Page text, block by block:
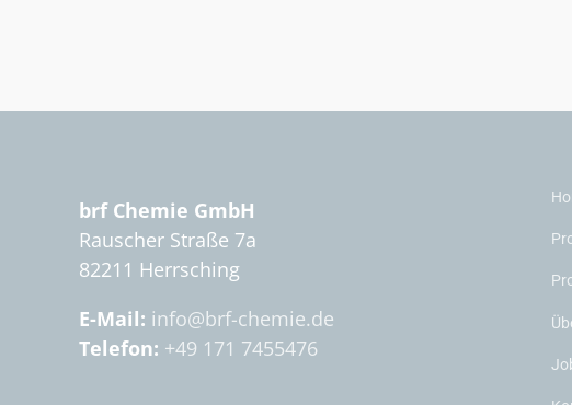
brf Chemie GmbH
Rauscher Straße 7a
82211 Herrsching
E-Mail: info@brf-chemie.de
Telefon: +49 171 7455476